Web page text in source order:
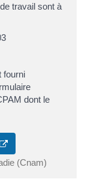
travail sont à
fourni
dont le
(Cnam)